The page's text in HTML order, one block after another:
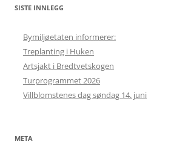
SISTE INNLEGG
Bymiljøetaten informerer:
Treplanting i Huken
Artsjakt i Bredtvetskogen
Turprogrammet 2026
Villblomstenes dag søndag 14. juni
META